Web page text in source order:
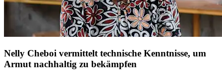
Nelly Cheboi vermittelt technische Kenntnisse, um
Armut nachhaltig zu bekämpfen